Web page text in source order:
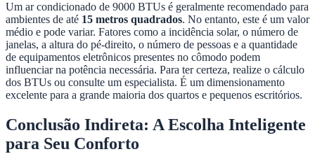
Um ar condicionado de 9000 BTUs é geralmente recomendado para
ambientes de até 15 metros quadrados. No entanto, este é um valor
médio e pode variar. Fatores como a incidência solar, o número de
janelas, a altura do pé-direito, o número de pessoas e a quantidade
de equipamentos eletrônicos presentes no cômodo podem
influenciar na potência necessária. Para ter certeza, realize o cálculo
dos BTUs ou consulte um especialista. É um dimensionamento
excelente para a grande maioria dos quartos e pequenos escritórios.
Conclusão Indireta: A Escolha Inteligente
para Seu Conforto